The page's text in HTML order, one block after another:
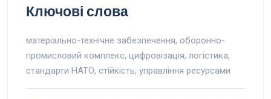
Ключові слова
матеріально-технічне забезпечення, оборонно-
промисловий комплекс, цифровізація, логістика,
стандарти НАТО, стійкість, управління ресурсами